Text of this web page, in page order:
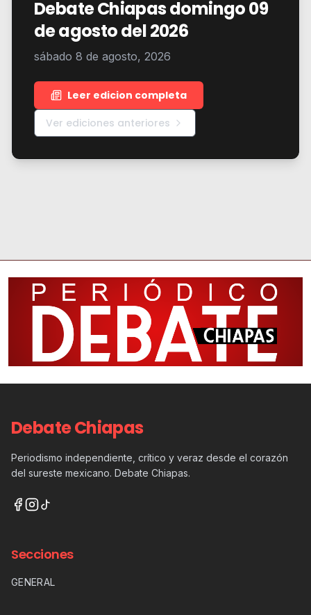
Debate Chiapas domingo 09
de agosto del 2026
sábado 8 de agosto, 2026
Leer edicion completa
Ver ediciones anteriores
Debate Chiapas
Periodismo independiente, crítico y veraz desde el corazón
del sureste mexicano. Debate Chiapas.
Secciones
GENERAL